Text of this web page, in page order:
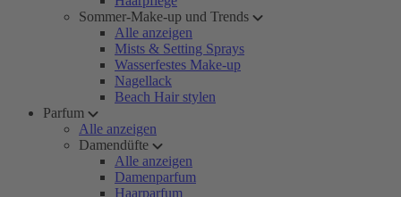
Sommer-Make-up und Trends
Alle anzeigen
Mists & Setting Sprays
Wasserfestes Make-up
Nagellack
Beach Hair stylen
Parfum
Alle anzeigen
Damendüfte
Alle anzeigen
Damenparfum
Haarparfum